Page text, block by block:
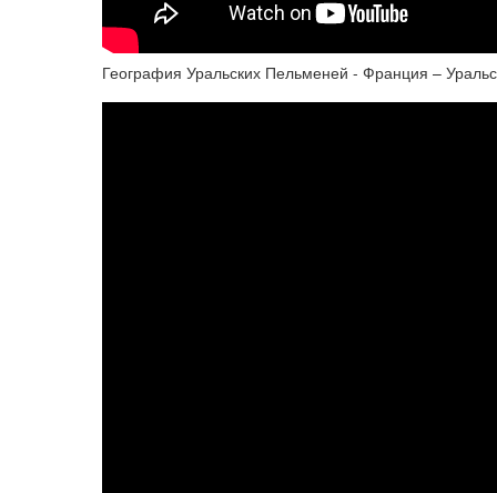
География Уральских Пельменей - Франция –